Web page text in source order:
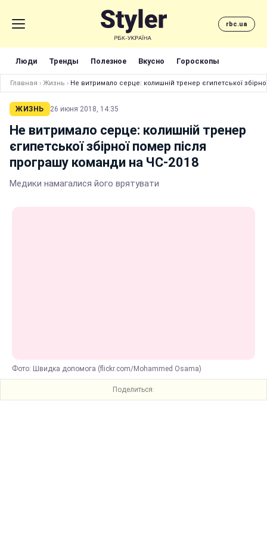
rbc.ua
Люди Тренды Полезное Вкусно Гороскопы
Главная › Жизнь › Не витримало серце: колишній тренер єгипетської
ЖИЗНЬ 26 июня 2018, 14:35
Не витримало серце: колишній тренер
єгипетської збірної помер після
програшу команди на ЧС-2018
Медики намагалися його врятувати
Фото: Швидка допомога (flickr.com/Mohammed Osama)
Поделиться: